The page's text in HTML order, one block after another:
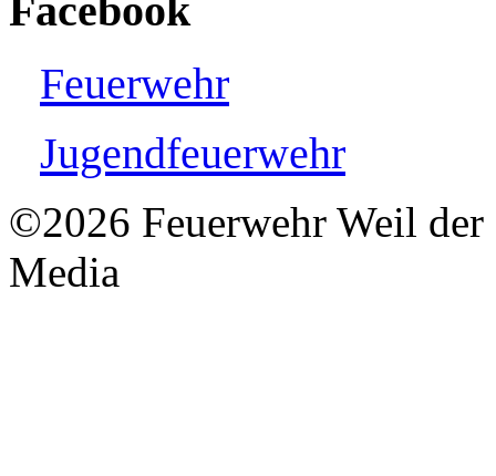
Facebook
Feuerwehr
Jugendfeuerwehr
©2026 Feuerwehr Weil
Media